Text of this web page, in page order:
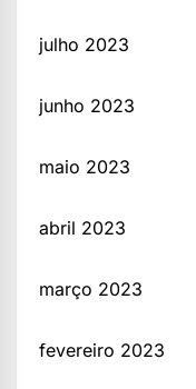
julho 2023
junho 2023
maio 2023
abril 2023
março 2023
fevereiro 2023